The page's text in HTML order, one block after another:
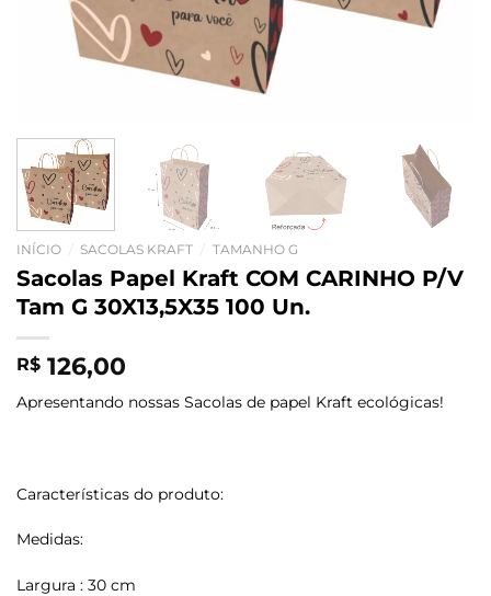
INÍCIO SACOLAS KRAFT TAMANHO G
Sacolas Papel Kraft COM CARINHO P/V
Tam G 30X13,5X35 100 Un.
R$ 126,00
Apresentando nossas Sacolas de papel Kraft ecológicas!
Características do produto:
Medidas:
Largura : 30 cm